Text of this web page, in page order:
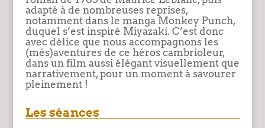
adapté à de nombreuses reprises,
notamment dans le manga Monkey Punch,
duquel s’est inspiré Miyazaki. C’est donc
avec délice que nous accompagnons les
(més)aventures de ce héros cambrioleur,
dans un film aussi élégant visuellement que
narrativement, pour un moment à savourer
pleinement !
Les séances